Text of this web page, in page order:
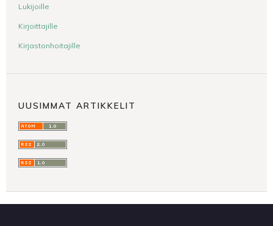
Lukijoille
Kirjoittajille
Kirjastonhoitajille
UUSIMMAT ARTIKKELIT